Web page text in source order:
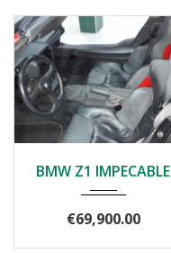
42161
BMW Z1 IMPECABLE
€69,900.00